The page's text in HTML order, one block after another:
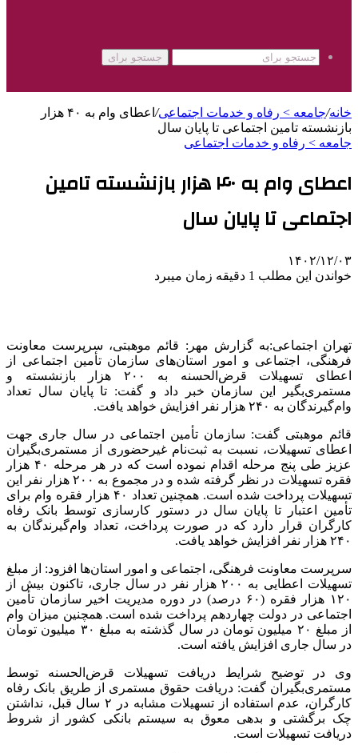
جستجو برای
خانه/جامعه > رفاه و خدمات اجتماعی/
اعطای وام به ۴۰ هزار
بازنشسته تامین اجتماعی تا پایان سال
جامعه > رفاه و خدمات اجتماعی
اعطای وام به ۴۰ هزار بازنشسته تامین
اجتماعی تا پایان سال
۱۴۰۲/۱۲/۰۳
خواندن این مطلب 1 دقیقه زمان میبرد
تهران اجتماعی:به گزارش مهر: قائم موهبتی، سرپرست معاونت
فرهنگی، اجتماعی و امور استان‌های سازمان تأمین اجتماعی از
اعطای تسهیلات قرض‌الحسنه به ۲۰۰ هزار بازنشسته و
مستمری‌بگیر این سازمان خبر داد و گفت: تا پایان سال تعداد
وام‌گیرندگان به ۲۴۰ هزار نفر افزایش خواهد یافت.
قائم موهبتی گفت: سازمان تأمین اجتماعی در سال جاری جهت
اعطای تسهیلات، نسبت به ثبت‌نام غیرحضوری از مستمری‌بگیران
عزیز طی پنج مرحله اقدام نموده است که در هر مرحله ۴۰ هزار
فقره تسهیلات در نظر گرفته شده و در مجموع به ۲۰۰ هزار نفر این
تسهیلات پرداخت شده است. همچنین تعداد ۴۰ هزار فقره وام برای
تأمین اعتبار تا پایان سال در دستور کارسازی توسط بانک رفاه
کارگران قرار دارد که در صورت پرداخت، تعداد وام‌گیرندگان به
۲۴۰ هزار نفر افزایش خواهد یافت.
سرپرست معاونت فرهنگی، اجتماعی و امور استان‌ها افزود: از مبلغ
تسهیلات اعطایی به ۲۰۰ هزار نفر در سال جاری، تاکنون بیش از
۱۲۰ هزار فقره (۶۰ درصد) در دوره مدیریت اخیر سازمان تأمین
اجتماعی در دولت چهاردهم پرداخت شده است. همچنین میزان وام
از مبلغ ۲۰ میلیون تومان در سال گذشته به مبلغ ۳۰ میلیون تومان
در سال جاری افزایش یافته است.
وی در توضیح شرایط دریافت تسهیلات قرض‌الحسنه توسط
مستمری‌بگیران گفت: دریافت حقوق مستمری از طریق بانک رفاه
کارگران، عدم استفاده از تسهیلات مشابه در ۲ سال قبل، نداشتن
چک برگشتی و بدهی معوق به سیستم بانکی کشور از شروط
دریافت تسهیلات است.